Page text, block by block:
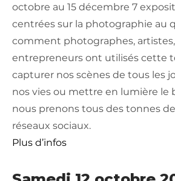
octobre au 15 décembre 7
centrées sur la photographie au
comment photographes,
entrepreneurs ont utilisés cette
capturer nos scènes de tous les
nos vies ou mettre en lumière le
nous prenons tous des tonnes
réseaux sociaux.
Plus d’infos